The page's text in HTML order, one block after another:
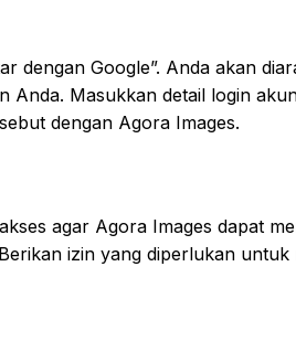
dengan Google”. Anda akan
Anda. Masukkan detail login
dengan Agora Images.
agar Agora Images dapat
izin yang diperlukan